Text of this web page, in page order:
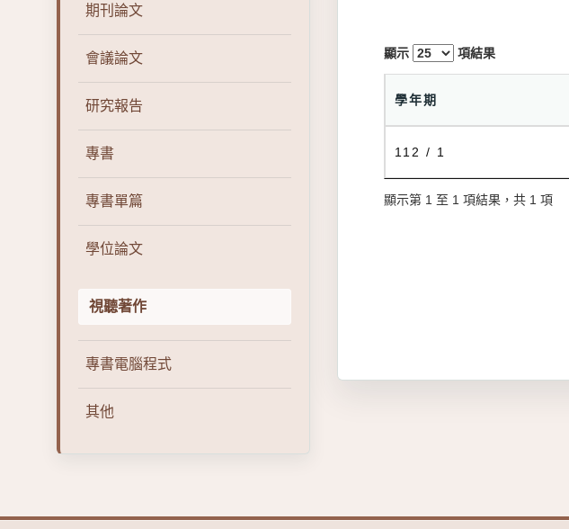
期刊論文
會議論文
研究報告
專書
專書單篇
學位論文
視聽著作
專書電腦程式
其他
顯示 項結果
學年期
112 / 1
顯示第 1 至 1 項結果，共 1 項